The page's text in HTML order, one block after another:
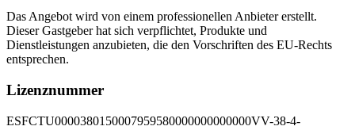
Das Angebot wird von einem professionellen Anbieter erstellt.
Dieser Gastgeber hat sich verpflichtet, Produkte und
Dienstleistungen anzubieten, die den Vorschriften des EU-Rechts
entsprechen.
Lizenznummer
ESFCTU0000380150007959580000000000000VV-38-4-